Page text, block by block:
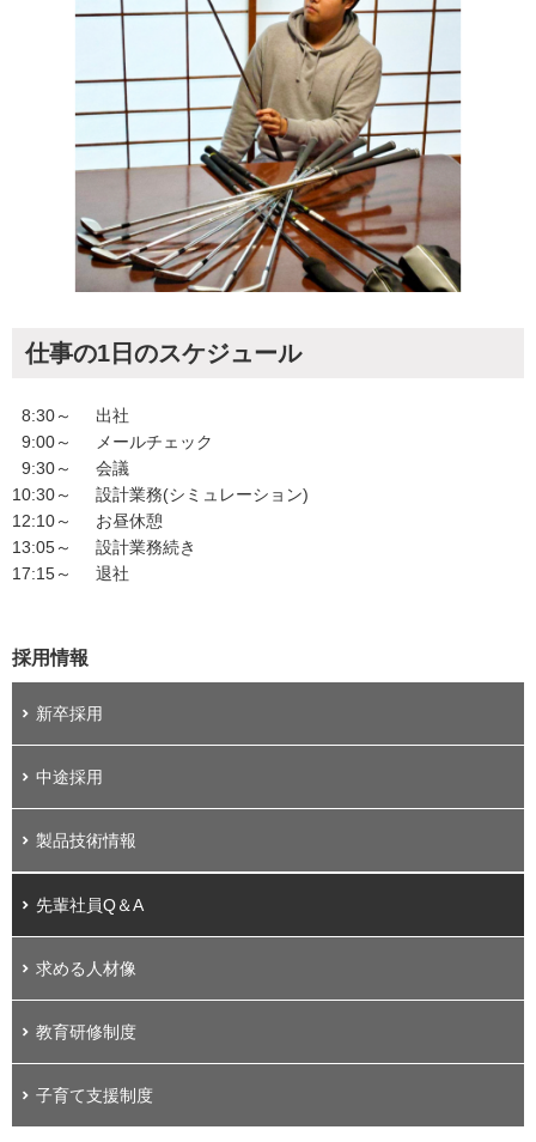
仕事の1日のスケジュール
8:30～
出社
9:00～
メールチェック
9:30～
会議
10:30～
設計業務(シミュレーション)
12:10～
お昼休憩
13:05～
設計業務続き
17:15～ 退社
採用情報
新卒採用
中途採用
製品技術情報
先輩社員Q＆A
求める人材像
教育研修制度
子育て支援制度